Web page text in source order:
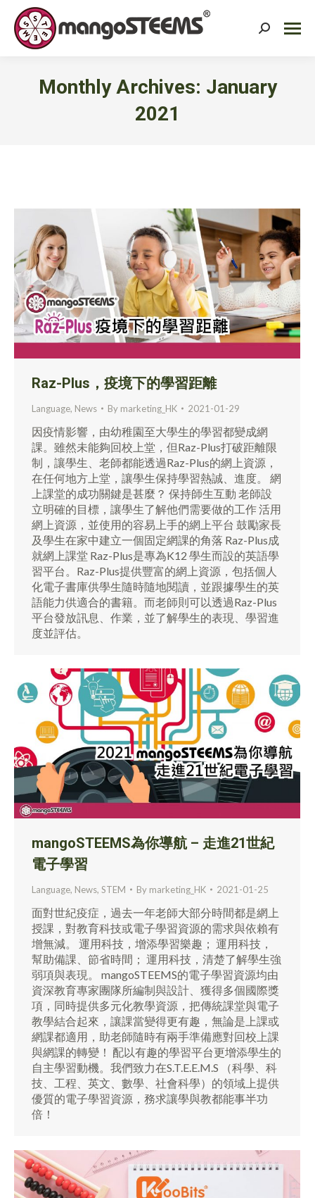
Search:
Monthly Archives: January
2021
Raz-Plus，疫境下的學習距離
Language, News By marketing_HK 2021-01-29
因疫情影響，由幼稚園至大學生的學習都變成網
課。雖然未能夠回校上堂，但Raz-Plus打破距離限
制，讓學生、老師都能透過Raz-Plus的網上資源，
在任何地方上堂，讓學生保持學習熱誠、進度。 網
上課堂的成功關鍵是甚麼？ 保持師生互動 老師設
立明確的目標，讓學生了解他們需要做的工作 活用
網上資源，並使用的容易上手的網上平台 鼓勵家長
及學生在家中建立一個固定網課的角落 Raz-Plus成
就網上課堂 Raz-Plus是專為K12 學生而設的英語學
習平台。Raz-Plus提供豐富的網上資源，包括個人
化電子書庫供學生隨時隨地閱讀，並跟據學生的英
語能力供適合的書籍。而老師則可以透過Raz-Plus
平台發放訊息、作業，並了解學生的表現、學習進
度並評估。
mangoSTEEMS為你導航 – 走進21世紀
電子學習
Language, News, STEM By marketing_HK 2021-01-25
面對世紀疫症，過去一年老師大部分時間都是網上
授課，對教育科技或電子學習資源的需求與依賴有
增無減。 運用科技，增添學習樂趣； 運用科技，
幫助備課、節省時間； 運用科技，清楚了解學生強
弱項與表現。 mangoSTEEMS的電子學習資源均由
資深教育專家團隊所編制與設計、獲得多個國際獎
項，同時提供多元化教學資源，把傳統課堂與電子
教學結合起來，讓課當變得更有趣，無論是上課或
網課都適用，助老師隨時有兩手準備應對回校上課
與網課的轉變！ 配以有趣的學習平台更增添學生的
自主學習動機。我們致力在S.T.E.E.M.S （科學、科
技、工程、英文、數學、社會科學）的領域上提供
優質的電子學習資源，務求讓學與教都能事半功
倍！